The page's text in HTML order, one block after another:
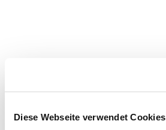
Diese Webseite verwendet Cookies